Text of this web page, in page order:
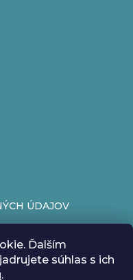
Ďalším
súhlas s ich
.
ÚDAJOV